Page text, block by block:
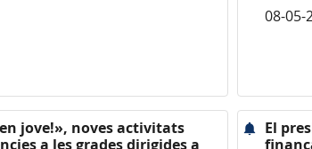
08-05-
jove!», noves activitats
a les grades dirigides a
El